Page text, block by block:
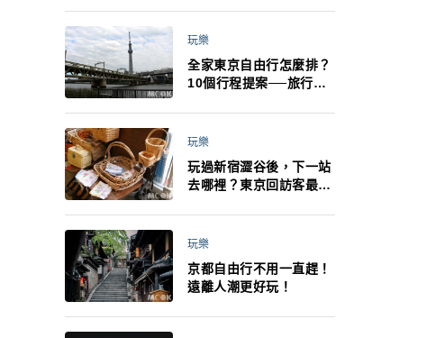
最高還罰百萬！注意事項
玩樂
全家東京自由行怎麼排？
10個行程提案──旅行不
法！
玩樂
玩過新宿澀谷後，下一站
去哪裡？東京回訪客最推
玩樂
京都自由行不用一直趕！
遠離人潮更好玩！